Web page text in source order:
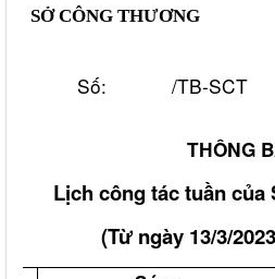
SỞ CÔNG THƯƠNG
Số: /TB-SCT
THÔNG
Lịch công tác tuần
(Từ ngày 13/3/